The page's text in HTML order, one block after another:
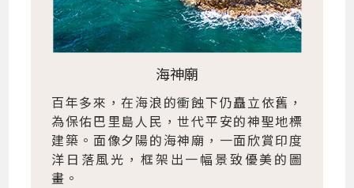
海神廟
百年多來，在海浪的衝蝕下仍矗立依舊，
為保佑巴里島人民，世代平安的神聖地標
建築。面像夕陽的海神廟，一面欣賞印度
洋日落風光，框架出一幅景致優美的圖
畫。